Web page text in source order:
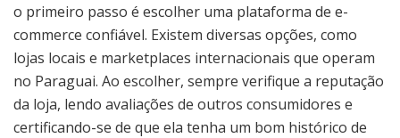
o primeiro passo é escolher uma plataforma de e-
commerce confiável. Existem diversas opções, como
lojas locais e marketplaces internacionais que operam
no Paraguai. Ao escolher, sempre verifique a reputação
da loja, lendo avaliações de outros consumidores e
certificando-se de que ela tenha um bom histórico de